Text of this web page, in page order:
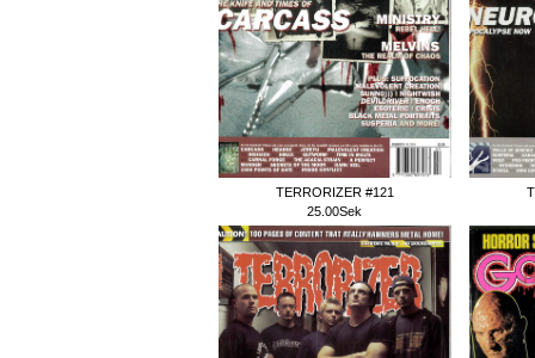
TERRORIZER #121
25.00Sek